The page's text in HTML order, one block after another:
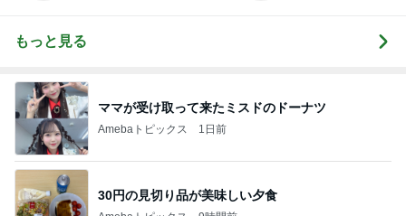
もっと見る
ママが受け取って来たミスドのドーナツ
Amebaトピックス 1日前
30円の見切り品が美味しい夕食